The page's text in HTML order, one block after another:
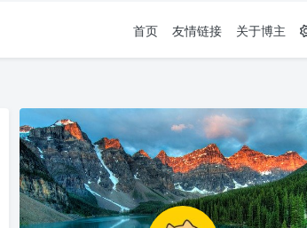
首页 友情链接 关于博主